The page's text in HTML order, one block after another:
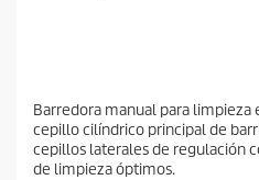
Barredora manual para limpieza
cepillo cilíndrico principal de
cepillos laterales de regulación
de limpieza óptimos.